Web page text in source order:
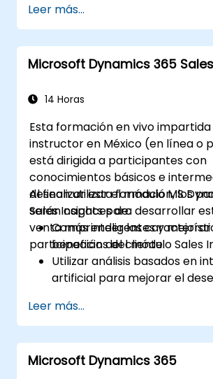
Gestionar las relaciones con
los procesos de ventas
Sales.
Utilizar datos y analítica para
Integrar Dynamics 365 Sales
Leer más...
Microsoft Dynamics 365
14 Horas
Esta formación en vivo
instructor en México (en línea o
está dirigida a participantes con
conocimientos básicos e
desean utilizar el módulo MS
Sales Insights para desarrollar
venta más inteligentes y
participación del cliente.
Al finalizar esta formación, los
serán capaces de:
Comprender las
beneficios del módulo Sales
Utilizar análisis basados en
artificial para mejorar el
Personalizar y configurar el
necesidades específicas del
Aprovechar la información
puntuación de prospectos,
Leer más...
Microsoft Dynamics 365